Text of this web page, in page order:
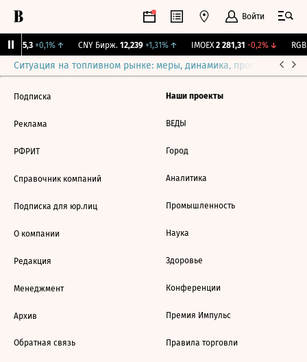
Войти
115,3 +0,1%↑ CNY Бирж. 12,239 +1,31%↑ IMOEX 2 281,31 -0,2%↓
Ситуация на топливном рынке: меры, динамика, прогнозы
Подписка
Реклама
РФРИТ
Справочник компаний
Подписка для юр.лиц
О компании
Редакция
Менеджмент
Архив
Обратная связь
Наши проекты
ВЕДЫ
Город
Аналитика
Промышленность
Наука
Здоровье
Конференции
Премия Импульс
Правила торговли